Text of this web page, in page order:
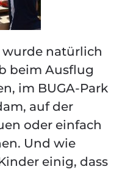
wurde natürlich
beim Ausflug
im BUGA-Park
auf der
oder einfach
Und wie
einig, dass